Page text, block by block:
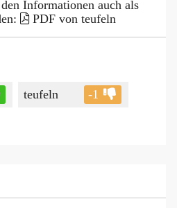
Informationen auch als
PDF von teufeln
teufeln -1